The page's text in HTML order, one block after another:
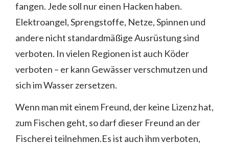
fangen. Jede soll nur einen Hacken haben.
Elektroangel, Sprengstoffe, Netze, Spinnen und
andere nicht standardmäßige Ausrüstung sind
verboten. In vielen Regionen ist auch Köder
verboten – er kann Gewässer verschmutzen und
sich im Wasser zersetzen.
Wenn man mit einem Freund, der keine Lizenz hat,
zum Fischen geht, so darf dieser Freund an der
Fischerei teilnehmen.Es ist auch ihm verboten,